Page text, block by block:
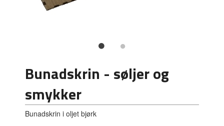
Bunadskrin - søljer og
smykker
Bunadskrin i oljet bjørk